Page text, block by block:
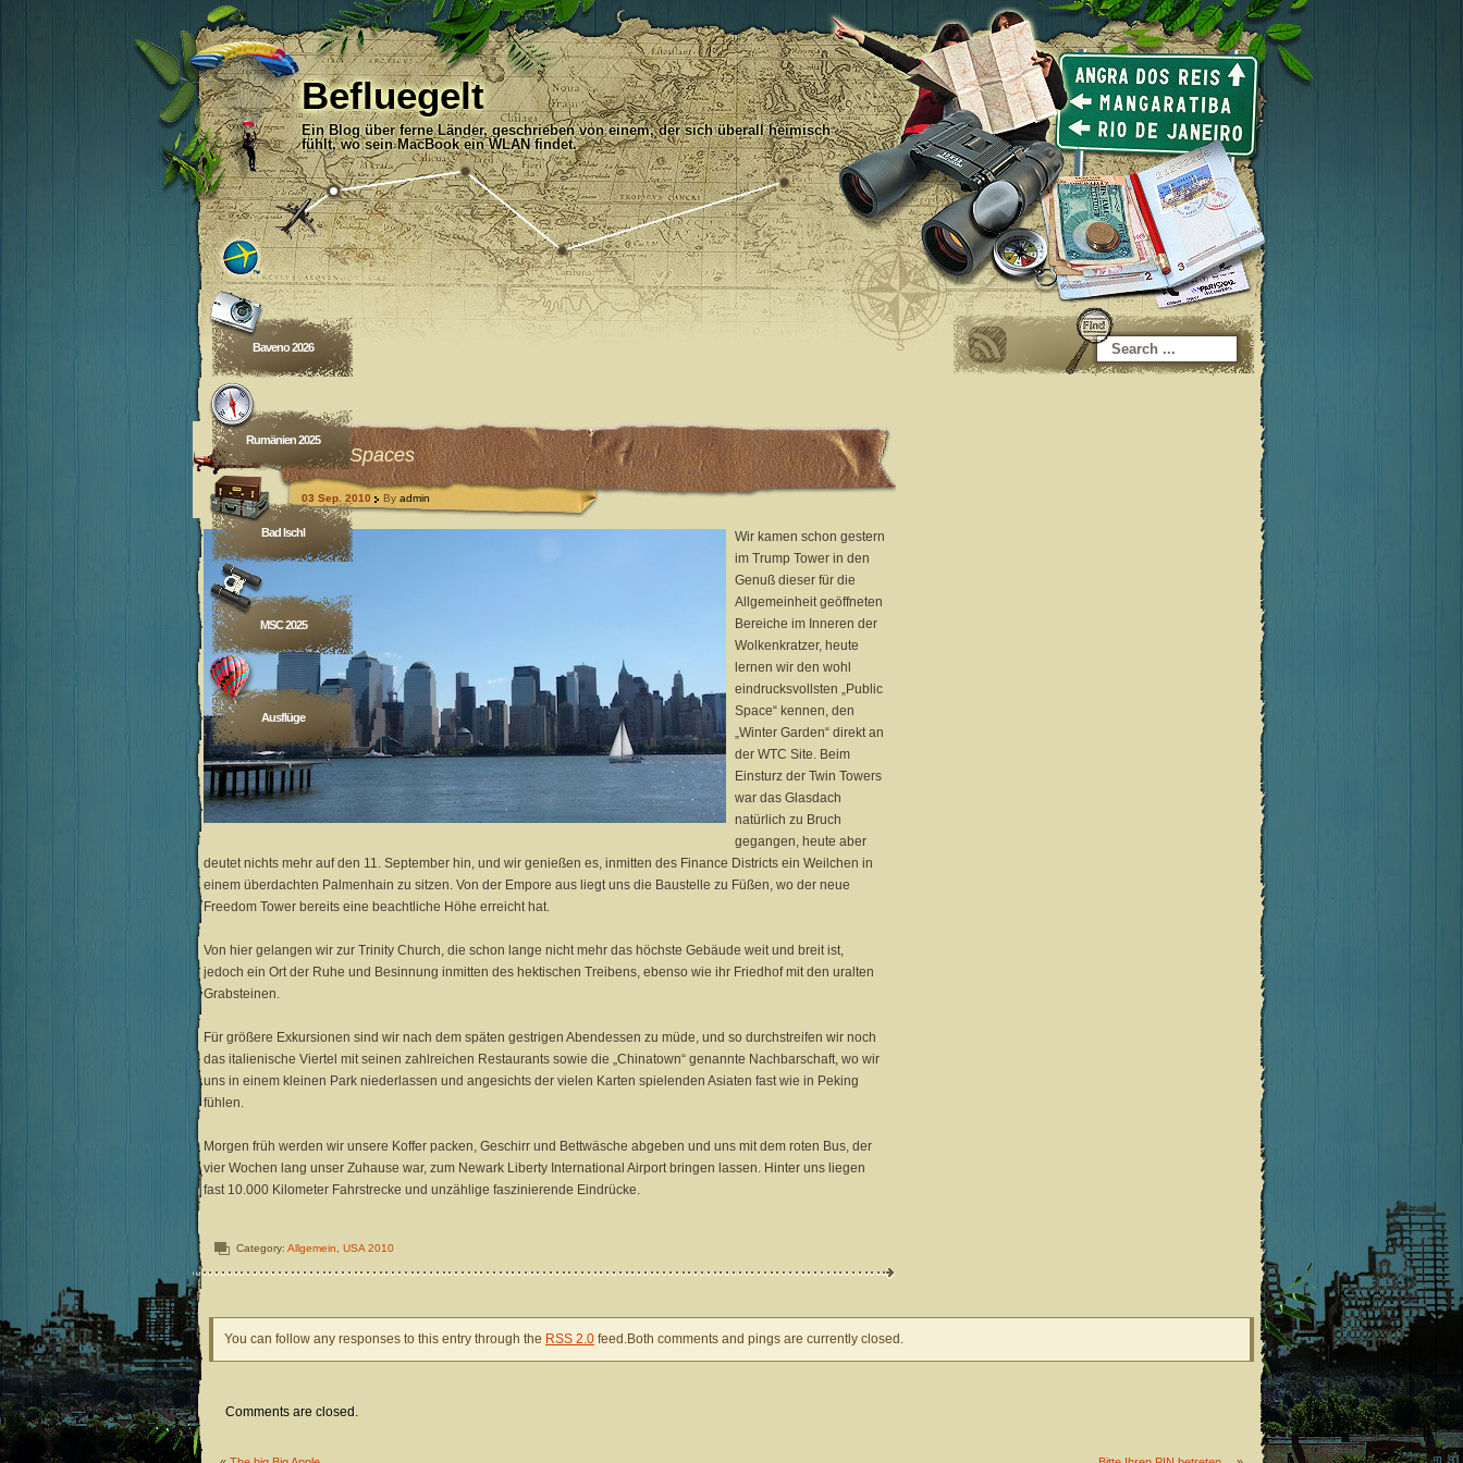
Befluegelt
Ein Blog über ferne Länder, geschrieben von einem, der sich überall heimisch
fühlt, wo sein MacBook ein WLAN findet.
Baveno 2026
Rumänien 2025
Bad Ischl
MSC 2025
Ausflüge
Public Spaces
03 Sep. 2010 By admin
Wir kamen schon gestern
im Trump Tower in den
Genuß dieser für die
Allgemeinheit geöffneten
Bereiche im Inneren der
Wolkenkratzer, heute
lernen wir den wohl
eindrucksvollsten „Public
Space“ kennen, den
„Winter Garden“ direkt an
der WTC Site. Beim
Einsturz der Twin Towers
war das Glasdach
natürlich zu Bruch
gegangen, heute aber
deutet nichts mehr auf den 11. September hin, und wir genießen es, inmitten des Finance Districts ein Weilchen in
einem überdachten Palmenhain zu sitzen. Von der Empore aus liegt uns die Baustelle zu Füßen, wo der neue
Freedom Tower bereits eine beachtliche Höhe erreicht hat.
Von hier gelangen wir zur Trinity Church, die schon lange nicht mehr das höchste Gebäude weit und breit ist,
jedoch ein Ort der Ruhe und Besinnung inmitten des hektischen Treibens, ebenso wie ihr Friedhof mit den uralten
Grabsteinen.
Für größere Exkursionen sind wir nach dem späten gestrigen Abendessen zu müde, und so durchstreifen wir noch
das italienische Viertel mit seinen zahlreichen Restaurants sowie die „Chinatown“ genannte Nachbarschaft, wo wir
uns in einem kleinen Park niederlassen und angesichts der vielen Karten spielenden Asiaten fast wie in Peking
fühlen.
Morgen früh werden wir unsere Koffer packen, Geschirr und Bettwäsche abgeben und uns mit dem roten Bus, der
vier Wochen lang unser Zuhause war, zum Newark Liberty International Airport bringen lassen. Hinter uns liegen
fast 10.000 Kilometer Fahrstrecke und unzählige faszinierende Eindrücke.
Category: Allgemein USA 2010
You can follow any responses to this entry through the RSS 2.0 feed.Both comments and pings are currently closed.
Comments are closed.